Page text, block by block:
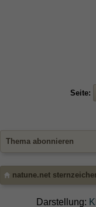
Seite:
Thema abonnieren
natune.net
Darstellung: